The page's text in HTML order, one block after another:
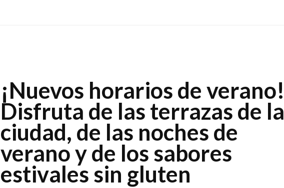
¡Nuevos horarios de verano!
Disfruta de las terrazas de la
ciudad, de las noches de
verano y de los sabores
estivales sin gluten